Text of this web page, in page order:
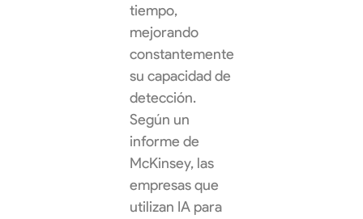
tiempo,
mejorando
constantemente
su capacidad de
detección.
Según un
informe de
McKinsey, las
empresas que
utilizan IA para